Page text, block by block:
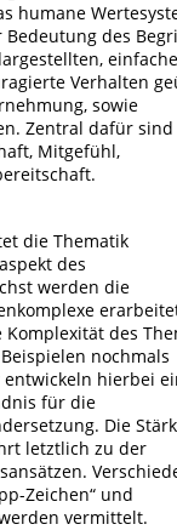
humane
des
Verhalten
sowie
Zentral dafür
Mitgefühl,
die Thematik
des
werden die
des
nochmals
hierbei
für die
Die
letztlich zu der
Zeichen“ und
vermittelt.